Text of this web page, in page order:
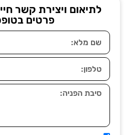
לתיאום ויצירת קשר
פרטים